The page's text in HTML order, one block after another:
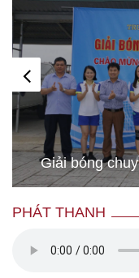
Giải bóng
PHÁT THANH